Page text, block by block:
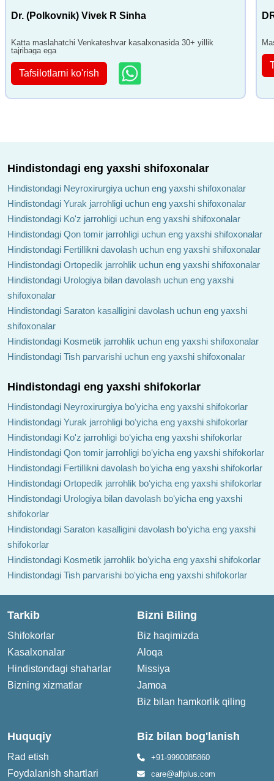
Dr. (Polkovnik) Vivek R Sinha
Katta maslahatchi Venkateshvar kasalxonasida 30+ yillik
tajribaga ega
Tafsilotlarni ko'rish
Hindistondagi eng yaxshi shifoxonalar
Hindistondagi Neyroxirurgiya uchun eng yaxshi shifoxonalar
Hindistondagi Yurak jarrohligi uchun eng yaxshi shifoxonalar
Hindistondagi Ko'z jarrohligi uchun eng yaxshi shifoxonalar
Hindistondagi Qon tomir jarrohligi uchun eng yaxshi shifoxonalar
Hindistondagi Fertillikni davolash uchun eng yaxshi shifoxonalar
Hindistondagi Ortopedik jarrohlik uchun eng yaxshi shifoxonalar
Hindistondagi Urologiya bilan davolash uchun eng yaxshi
shifoxonalar
Hindistondagi Saraton kasalligini davolash uchun eng yaxshi
shifoxonalar
Hindistondagi Kosmetik jarrohlik uchun eng yaxshi shifoxonalar
Hindistondagi Tish parvarishi uchun eng yaxshi shifoxonalar
Hindistondagi eng yaxshi shifokorlar
Hindistondagi Neyroxirurgiya boʻyicha eng yaxshi shifokorlar
Hindistondagi Yurak jarrohligi boʻyicha eng yaxshi shifokorlar
Hindistondagi Ko'z jarrohligi boʻyicha eng yaxshi shifokorlar
Hindistondagi Qon tomir jarrohligi boʻyicha eng yaxshi shifokorlar
Hindistondagi Fertillikni davolash boʻyicha eng yaxshi shifokorlar
Hindistondagi Ortopedik jarrohlik boʻyicha eng yaxshi shifokorlar
Hindistondagi Urologiya bilan davolash boʻyicha eng yaxshi
shifokorlar
Hindistondagi Saraton kasalligini davolash boʻyicha eng yaxshi
shifokorlar
Hindistondagi Kosmetik jarrohlik boʻyicha eng yaxshi shifokorlar
Hindistondagi Tish parvarishi boʻyicha eng yaxshi shifokorlar
Tarkib
Shifokorlar
Kasalxonalar
Hindistondagi shaharlar
Bizning xizmatlar
Bizni Biling
Biz haqimizda
Aloqa
Missiya
Jamoa
Biz bilan hamkorlik qiling
Huquqiy
Rad etish
Foydalanish shartlari
Biz bilan bog'lanish
+91-9990085860
care@alfplus.com